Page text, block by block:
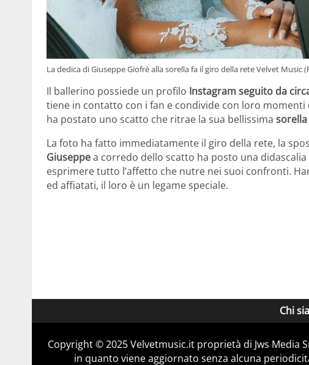
La dedica di Giuseppe Giofrè alla sorella fa il giro della rete Velvet Music
Il ballerino possiede un profilo Instagram seguito da
tiene in contatto con i fan e condivide con loro
ha postato uno scatto che ritrae la sua bellissima sorella
La foto ha fatto immediatamente il giro della rete, la
Giuseppea corredo dello scatto ha posto una
esprimere tutto l’affetto che nutre nei suoi confronti.
ed affiatati, il loro è un legame speciale.
Chi
Copyright © 2025 Velvetmusic.it proprietà di Jws Media
in quanto viene aggiornato senza alcuna